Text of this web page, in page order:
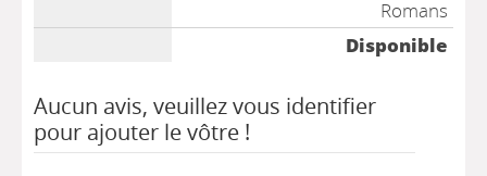
Romans
Disponible
Aucun avis, veuillez vous identifier
pour ajouter le vôtre !